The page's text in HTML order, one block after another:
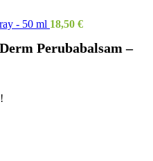
- 50 ml 18,50 €
Perubabalsam –